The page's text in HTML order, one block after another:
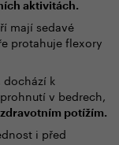
aktivitách.
mají sedavé
protahuje flexory
dochází k
v bedrech,
potížím.
i před